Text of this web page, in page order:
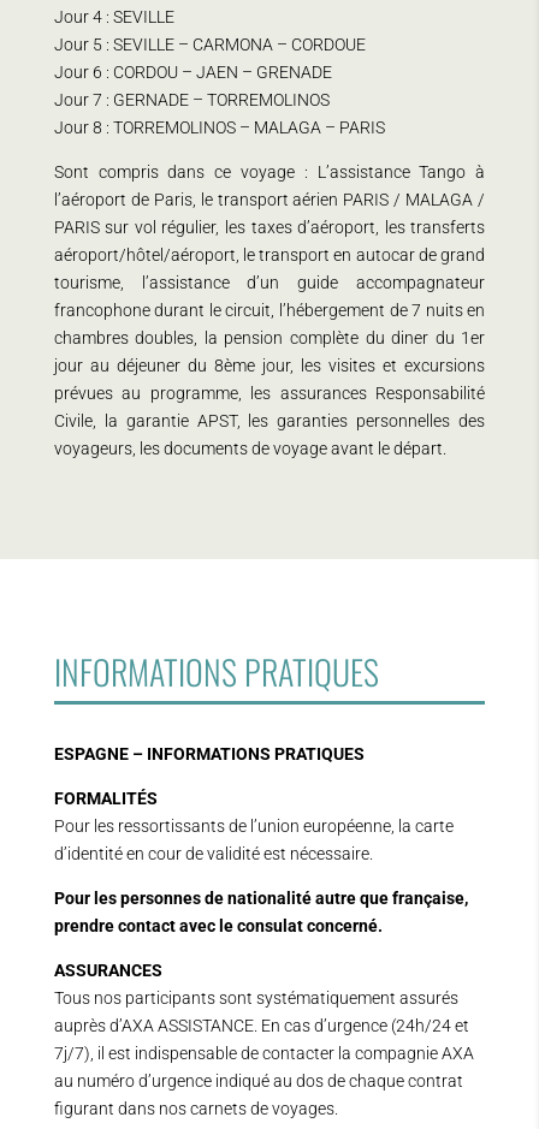
Jour 4 : SEVILLE
Jour 5 : SEVILLE – CARMONA – CORDOUE
Jour 6 : CORDOU – JAEN – GRENADE
Jour 7 : GERNADE – TORREMOLINOS
Jour 8 : TORREMOLINOS – MALAGA – PARIS
Sont compris dans ce voyage : L’assistance Tango à
l’aéroport de Paris, le transport aérien PARIS / MALAGA /
PARIS sur vol régulier, les taxes d’aéroport, les transferts
aéroport/hôtel/aéroport, le transport en autocar de grand
tourisme, l’assistance d’un guide accompagnateur
francophone durant le circuit, l’hébergement de 7 nuits en
chambres doubles, la pension complète du diner du 1er
jour au déjeuner du 8ème jour, les visites et excursions
prévues au programme, les assurances Responsabilité
Civile, la garantie APST, les garanties personnelles des
voyageurs, les documents de voyage avant le départ.
INFORMATIONS PRATIQUES
ESPAGNE – INFORMATIONS PRATIQUES
FORMALITÉS
Pour les ressortissants de l’union européenne, la carte
d’identité en cour de validité est nécessaire.
Pour les personnes de nationalité autre que française,
prendre contact avec le consulat concerné.
ASSURANCES
Tous nos participants sont systématiquement assurés
auprès d’AXA ASSISTANCE. En cas d’urgence (24h/24 et
7j/7), il est indispensable de contacter la compagnie AXA
au numéro d’urgence indiqué au dos de chaque contrat
figurant dans nos carnets de voyages.